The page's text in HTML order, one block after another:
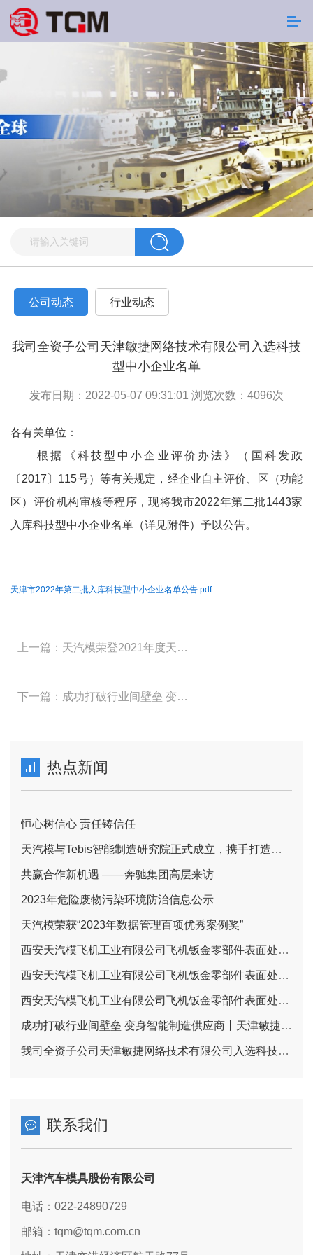
公司动态 行业动态
我司全资子公司天津敏捷网络技术有限公司入选科技
型中小企业名单
发布日期：2022-05-07 09:31:01 浏览次数： 4096次
各有关单位：
根据《科技型中小企业评价办法》（国科发政
〔2017〕115号）等有关规定，经企业自主评价、区（功能
区）评价机构审核等程序，现将我市2022年第二批1443家
入库科技型中小企业名单（详见附件）予以公告。
天津市2022年第二批入库科技型中小企业名单公告.pdf
上一篇：天汽模荣登2021年度天津市科学技术奖获奖名单
下一篇：成功打破行业间壁垒 变身智能制造供应商丨天津敏捷云让柔性产线满足刚性需求
热点新闻
恒心树信心 责任铸信任
天汽模与Tebis智能制造研究院正式成立，携手打造智能制造一体化新标杆
共赢合作新机遇 ——奔驰集团高层来访
2023年危险废物污染环境防治信息公示
天汽模荣获“2023年数据管理百项优秀案例奖”
西安天汽模飞机工业有限公司飞机钣金零部件表面处理项目报批前环境影响报告书全文和公众参与说明公示信息
西安天汽模飞机工业有限公司飞机钣金零部件表面处理项目 环境影响评价第二次公示
西安天汽模飞机工业有限公司飞机钣金零部件表面处理项目 环境影响公众参与信息公示（一次公示）
成功打破行业间壁垒 变身智能制造供应商丨天津敏捷云让柔性产线满足刚性需求
我司全资子公司天津敏捷网络技术有限公司入选科技型中小企业名单
联系我们
天津汽车模具股份有限公司
电话：022-24890729
邮箱：tqm@tqm.com.cn